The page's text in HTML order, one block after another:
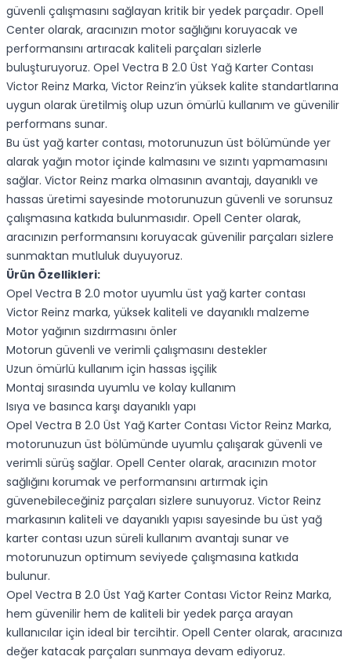
güvenli çalışmasını sağlayan kritik bir yedek parçadır. Opell
Center olarak, aracınızın motor sağlığını koruyacak ve
performansını artıracak kaliteli parçaları sizlerle
buluşturuyoruz. Opel Vectra B 2.0 Üst Yağ Karter Contası
Victor Reinz Marka, Victor Reinz’in yüksek kalite standartlarına
uygun olarak üretilmiş olup uzun ömürlü kullanım ve güvenilir
performans sunar.
Bu üst yağ karter contası, motorunuzun üst bölümünde yer
alarak yağın motor içinde kalmasını ve sızıntı yapmamasını
sağlar. Victor Reinz marka olmasının avantajı, dayanıklı ve
hassas üretimi sayesinde motorunuzun güvenli ve sorunsuz
çalışmasına katkıda bulunmasıdır. Opell Center olarak,
aracınızın performansını koruyacak güvenilir parçaları sizlere
sunmaktan mutluluk duyuyoruz.
Ürün Özellikleri:
Opel Vectra B 2.0 motor uyumlu üst yağ karter contası
Victor Reinz marka, yüksek kaliteli ve dayanıklı malzeme
Motor yağının sızdırmasını önler
Motorun güvenli ve verimli çalışmasını destekler
Uzun ömürlü kullanım için hassas işçilik
Montaj sırasında uyumlu ve kolay kullanım
Isıya ve basınca karşı dayanıklı yapı
Opel Vectra B 2.0 Üst Yağ Karter Contası Victor Reinz Marka,
motorunuzun üst bölümünde uyumlu çalışarak güvenli ve
verimli sürüş sağlar. Opell Center olarak, aracınızın motor
sağlığını korumak ve performansını artırmak için
güvenebileceğiniz parçaları sizlere sunuyoruz. Victor Reinz
markasının kaliteli ve dayanıklı yapısı sayesinde bu üst yağ
karter contası uzun süreli kullanım avantajı sunar ve
motorunuzun optimum seviyede çalışmasına katkıda
bulunur.
Opel Vectra B 2.0 Üst Yağ Karter Contası Victor Reinz Marka,
hem güvenilir hem de kaliteli bir yedek parça arayan
kullanıcılar için ideal bir tercihtir. Opell Center olarak, aracınıza
değer katacak parçaları sunmaya devam ediyoruz.